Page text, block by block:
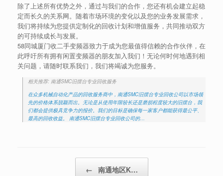
除了上述所有优势之外，通过与我们的合作，您还有机会建立起稳
定而长久的关系网。随着市场环境的变化以及您的业务发展需求，
我们将持续为您提供定制化的回收计划和增值服务，共同推动双方
的可持续成长与发展。
58同城厦门收二手变频器致力于成为您最值得信赖的合作伙伴，在
此呼吁所有拥有闲置变频器的朋友加入我们！无论何时何地遇到相
关问题，请随时联系我们，我们将竭诚为您服务。
相关推荐: 南通SMC旧摆台专业回收服务
在众多机械自动化产品的回收服务商中，南通SMC旧摆台专业回收公司以市场领
先的价格体系脱颖而出。无论是从使用年限较长还是磨损程度较大的旧摆台，我
们都会提供极具竞争力的报价。我们的目标是确保每一家客户都能获得最公平、
最高的回收收益。 南通SMC旧摆台专业回收公司的…
← 南通地区K…